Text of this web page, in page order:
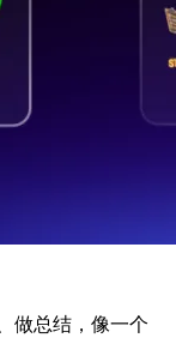
做总结，像一个